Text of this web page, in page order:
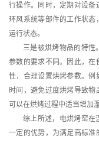
行操作。同时，定期对设
环风系统等部件的工作状态
运行状态。
三是被烘烤物品的特性
参数的要求不同。因此，
性，合理设置烘烤参数。例
时间，避免过度烘烤导致物
可以在烘烤过程中适当增加
综上所述，电烘烤窑在
一定的优势，为满足高标准